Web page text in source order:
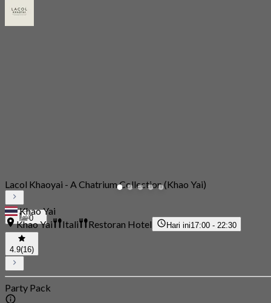
0
Lacol Khaoyai - A Chatrium Collection (Khao Yai)
Khao Yai
Khao Yai
Itali Restoran Hotel Hari ini17:00 - 22:30
4.9(16)
Party Pack